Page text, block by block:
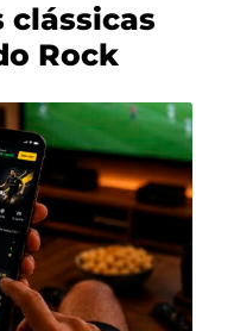
clássicas
Rock